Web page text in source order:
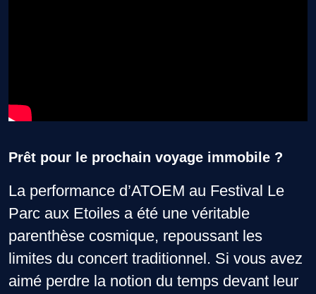
Prêt pour le prochain voyage immobile ?
La performance d’ATOEM au Festival Le
Parc aux Etoiles a été une véritable
parenthèse cosmique, repoussant les
limites du concert traditionnel. Si vous avez
aimé perdre la notion du temps devant leur